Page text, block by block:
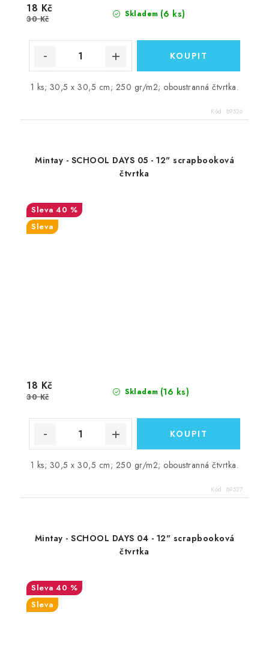
Skladem (6 ks)
18 Kč
30 Kč
1 ks; 30,5 x 30,5 cm; 250 gr/m2; oboustranná čtvrtka.
Kód: 89526
Mintay - SCHOOL DAYS 05 - 12" scrapbooková
čtvrtka
40 %
Sleva
Skladem (16 ks)
18 Kč
30 Kč
1 ks; 30,5 x 30,5 cm; 250 gr/m2; oboustranná čtvrtka.
Kód: 89527
Mintay - SCHOOL DAYS 04 - 12" scrapbooková
čtvrtka
40 %
Sleva